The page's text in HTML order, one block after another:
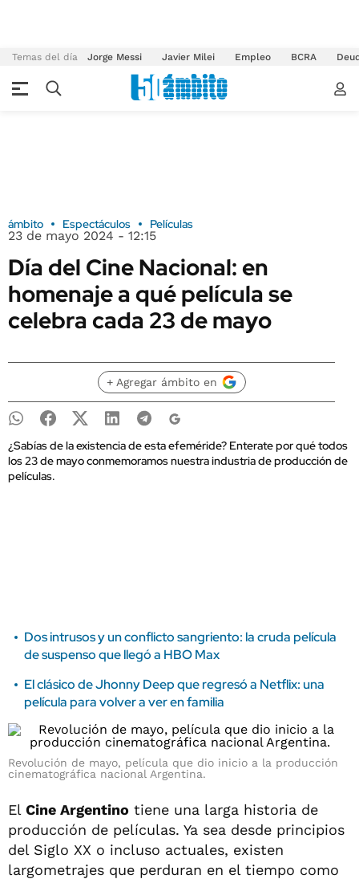
Temas del día Jorge Messi Javier Milei Empleo BCRA
ámbito Espectáculos Películas
23 de mayo 2024 - 12:15
Día del Cine Nacional: en
homenaje a qué película se
celebra cada 23 de mayo
+ Agregar ámbito en
¿Sabías de la existencia de esta efeméride? Enterate por qué todos
los 23 de mayo conmemoramos nuestra industria de producción de
películas.
Dos intrusos y un conflicto sangriento: la cruda película
de suspenso que llegó a HBO Max
El clásico de Jhonny Deep que regresó a Netflix: una
película para volver a ver en familia
Revolución de mayo, película que dio inicio a la producción
cinematográfica nacional Argentina.
El Cine Argentino tiene una larga historia de
producción de películas. Ya sea desde principios
del Siglo XX o incluso actuales, existen
largometrajes que perduran en el tiempo como